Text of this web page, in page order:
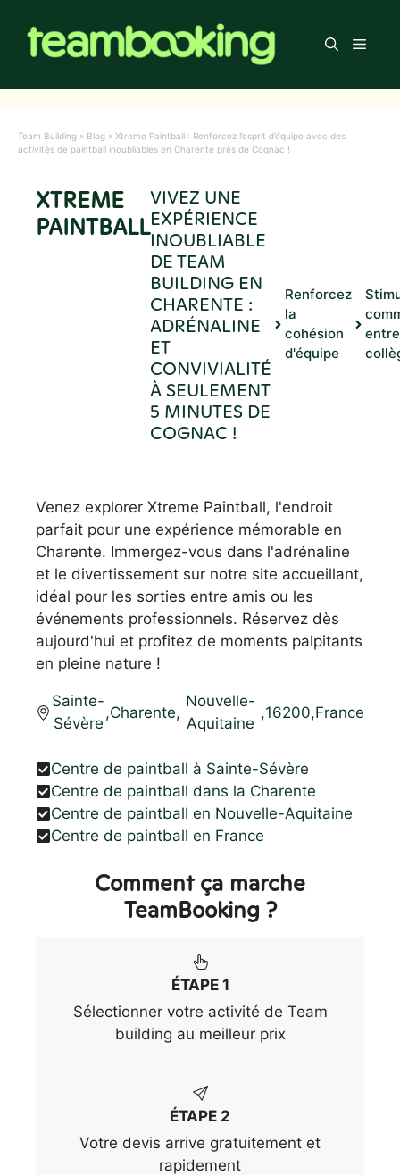
contenu
Menu
Team Building » Blog » Xtreme Paintball : Renforcez l’esprit d’équipe avec des
activités de paintball inoubliables en Charente près de Cognac !
XTREME
PAINTBALL
VIVEZ UNE
EXPÉRIENCE
INOUBLIABLE
DE TEAM
BUILDING EN
CHARENTE :
ADRÉNALINE
ET
CONVIVIALITÉ
À SEULEMENT
5 MINUTES DE
COGNAC !
Renforcez
la
cohésion
d'équipe
entre
Venez explorer Xtreme Paintball, l'endroit
parfait pour une expérience mémorable en
Charente. Immergez-vous dans l'adrénaline
et le divertissement sur notre site accueillant,
idéal pour les sorties entre amis ou les
événements professionnels. Réservez dès
aujourd'hui et profitez de moments palpitants
en pleine nature !
Sainte-
Sévère
,Charente,
Nouvelle-
Aquitaine
,16200,France
Centre de paintball à Sainte-Sévère
Centre de paintball dans la Charente
Centre de paintball en Nouvelle-Aquitaine
Centre de paintball en France
Comment ça marche
TeamBooking ?
ÉTAPE 1
Sélectionner votre activité de Team
building au meilleur prix
ÉTAPE 2
Votre devis arrive gratuitement et
rapidement